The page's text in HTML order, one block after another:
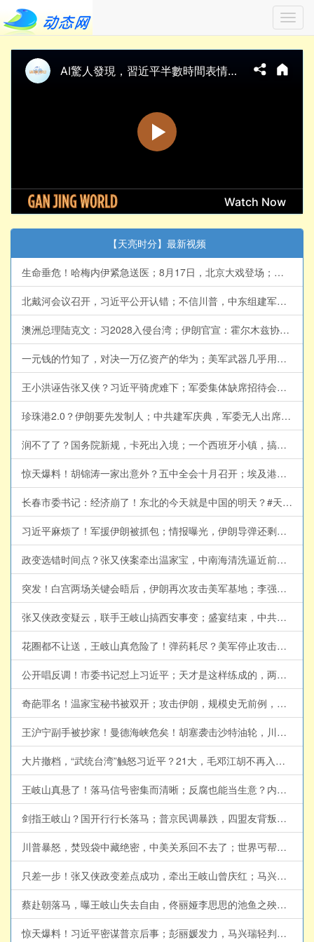
【天亮时分】最新视频
生命垂危！哈梅内伊紧急送医；8月17日，北京大戏登场；拯救美国法案，参议院即将表决(天亮论政第2066集 20260807)
北戴河会议召开，习近平公开认错；不信川普，中东组建军事同盟，伊朗收紧海峡控制；俄乌战争来到转折点(天亮论政第2065集 20260806)
澳洲总理陆克文：习2028入侵台湾；伊朗官宣：霍尔木兹协议达成；令人瞠目！伊朗总统揭露，见到的最高领袖真相(天亮论政第2064集 20260805)
一元钱的竹知了，对决一万亿资产的华为；美军武器几乎用尽？与伊朗再次达成共识？(天亮论政第2063集 20260804)
王小洪诬告张又侠？习近平骑虎难下；军委集体缺席招待会，董军或有大麻烦；伊朗局势紧绷，内部起义随时爆发(天亮论政第2062集 20260803)
珍珠港2.0？伊朗要先发制人；中共建军庆典，军委无人出席，胡锦涛离世消息为何此时传出？薄熙来2.0，陈文清打黑除恶(天亮论政第2061集 20260802)
润不了了？国务院新规，卡死出入境；一个西班牙小镇，搞垮欧盟？美国将轰炸伊朗能源设施，伊朗列报复清单(天亮论政第2059集 20260731)
惊天爆料！胡锦涛一家出意外？五中全会十月召开；埃及港口遭轰炸，沙特成立海上联盟；传又一正部级落马，剑指王岐山(天亮论政第2058集 20260730)
长春市委书记：经济崩了！东北的今天就是中国的明天？#天亮论政 @RoundTableKnights9
习近平麻烦了！军援伊朗被抓包；情报曝光，伊朗导弹还剩这么多，美军今夜重拳出击；参议院听证剑拔弩张，福奇面临起诉(天亮论政第2057集 20260729)
政变选错时间点？张又侠案牵出温家宝，中南海清洗逼近前朝元老#天亮论政 @RoundTableKnights9
突发！白宫两场关键会晤后，伊朗再次攻击美军基地；李强代行，习近平打破50年惯例；纽约市长公布公私合营计划(天亮论政第2056集 20260728)
张又侠政变疑云，联手王岐山搞西安事变；盛宴结束，中共盯上这200万富人；美伊协议将有关键突破？(天亮论政第2055集 20260727)
花圈都不让送，王岐山真危险了！弹药耗尽？美军停止攻击伊朗；俄罗斯再向朝鲜征兵(天亮论政第2054集 20260726)
公开唱反调！市委书记怼上习近平；天才是这样练成的，两华人获数学界诺奖；川普又TACO？伊朗周末无战事(天亮论政第2052集 20260724)
奇葩罪名！温家宝秘书被双开；攻击伊朗，规模史无前例，英法撤离大使；江金权投靠王岐山？习永不信任的两个部门(天亮论政第2051集 20260723)
王沪宁副手被抄家！曼德海峡危矣！胡塞袭击沙特油轮，川普如何应对？(天亮论政第2050集 20260722)
大片撤档，“武统台湾”触怒习近平？21大，毛邓江胡不再入宪，习近平思想一统江湖；美国下决心，攻击伊朗隐秘核设施(天亮论政第2049集20260721)
王岐山真悬了！落马信号密集而清晰；反腐也能当生意？内鬼靠泄密发财；美伊重回谈判？乌克兰军方危机加剧(天亮论政第2048集20260720)
剑指王岐山？国开行行长落马；普京民调暴跌，四盟友背叛；美军摧毁革命卫队指挥部，小哈逃离伊朗？(天亮论政第2047集 20260719)
川普暴怒，焚毁袋中藏绝密，中美关系回不去了；世界丐帮大会，习近平成帮主；美军大规模集结，伊朗战势升级(天亮论政第2045集 20260717)
只差一步！张又侠政变差点成功，牵出王岐山曾庆红；马兴瑞落马秘闻，未对太子下死手；美国炸桥，胡塞欲锁死曼德海峡(天亮论政第2044集 20260716)
蔡赴朝落马，曝王岐山失去自由，佟丽娅李思思的池鱼之殃；习近平亲赴上海，业主苦不堪言；政治风险极高，川普考虑夺岛(天亮论政第2043集 20260715)
惊天爆料！习近平密谋普京后事；彭丽媛发力，马兴瑞轻判？川普：美军下周袭击伊朗桥梁和发电厂(天亮论政第2042集 20260714)